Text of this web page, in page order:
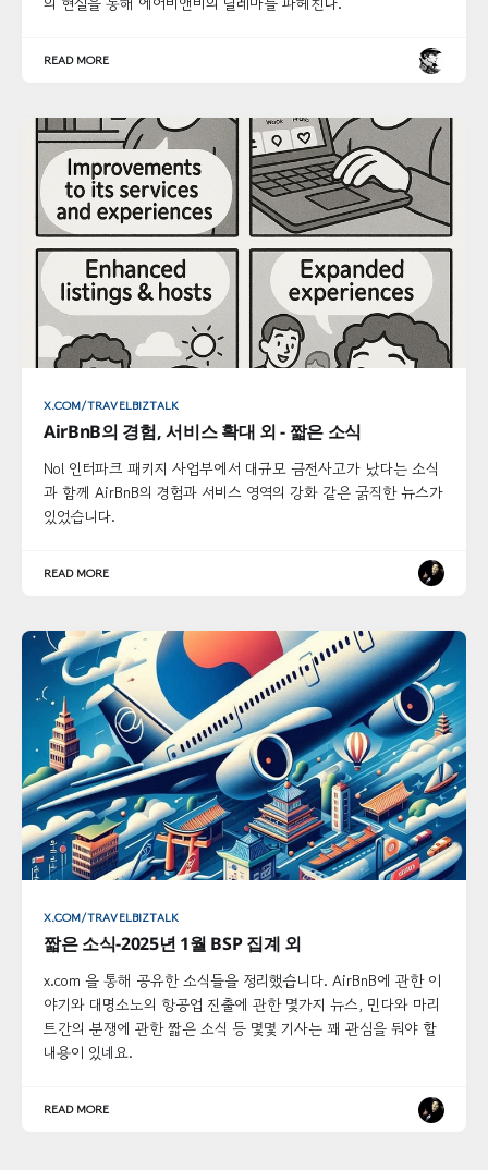
READ MORE
X.COM/TRAVELBIZTALK
AirBnB의 경험, 서비스 확대 외 - 짧은 소식
Nol 인터파크 패키지 사업부에서 대규모 금전사고가 났다는 소식
과 함께 AirBnB의 경험과 서비스 영역의 강화 같은 굵직한 뉴스가
있었습니다.
READ MORE
X.COM/TRAVELBIZTALK
짧은 소식-2025년 1월 BSP 집계 외
x.com 을 통해 공유한 소식들을 정리했습니다. AirBnB에 관한 이
야기와 대명소노의 항공업 진출에 관한 몇가지 뉴스, 민다와 마리
트간의 분쟁에 관한 짧은 소식 등 몇몇 기사는 꽤 관심을 둬야 할
내용이 있네요.
READ MORE